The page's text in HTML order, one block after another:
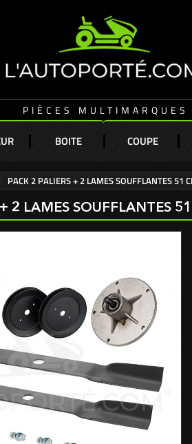
PIÈCES MULTIMARQUES
BOITE COUPE
PACK 2 PALIERS + 2 LAMES SOUFFLANTES 51
2 LAMES SOUFFLANTES